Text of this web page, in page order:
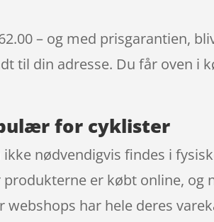
– og med prisgarantien,
til din adresse. Du får oven i
for cyklister
nødvendigvis findes i
er købt online, og
webshops har hele deres